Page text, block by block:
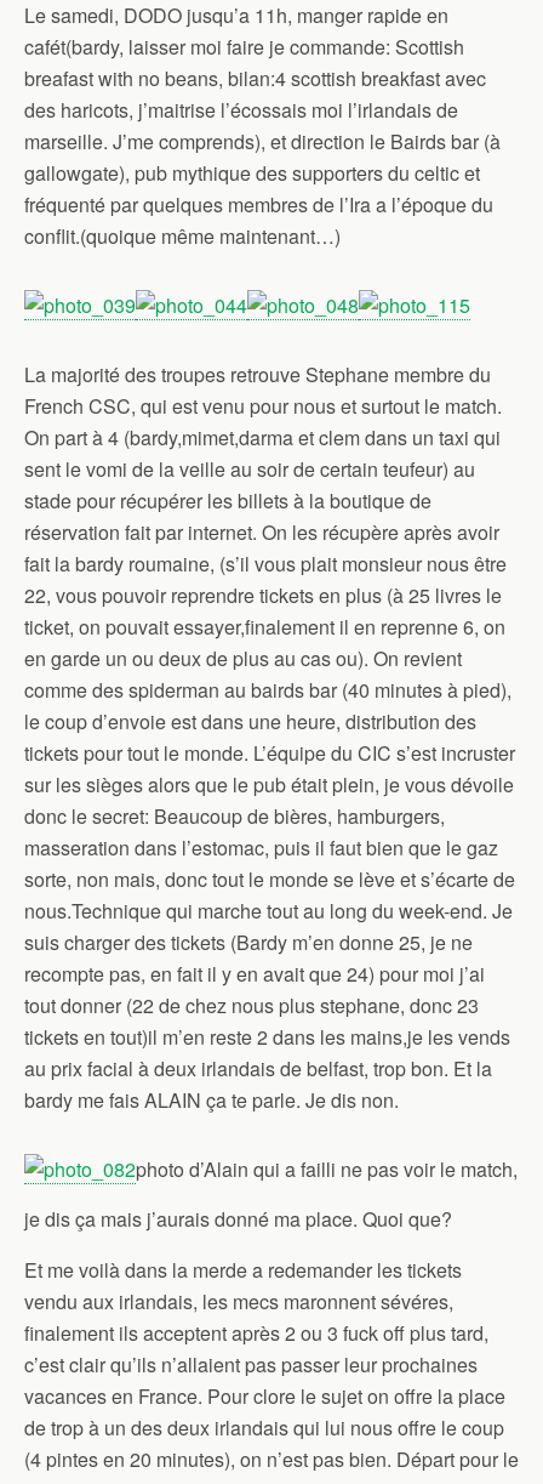
Le samedi, DODO jusqu’a 11h, manger rapide en
cafét(bardy, laisser moi faire je commande: Scottish
breafast with no beans, bilan:4 scottish breakfast avec
des haricots, j’maitrise l’écossais moi l’irlandais de
marseille. J’me comprends), et direction le Bairds bar (à
gallowgate), pub mythique des supporters du celtic et
fréquenté par quelques membres de l’Ira a l’époque du
conflit.(quoique même maintenant…)
La majorité des troupes retrouve Stephane membre du
French CSC, qui est venu pour nous et surtout le match.
On part à 4 (bardy,mimet,darma et clem dans un taxi qui
sent le vomi de la veille au soir de certain teufeur) au
stade pour récupérer les billets à la boutique de
réservation fait par internet. On les récupère après avoir
fait la bardy roumaine, (s’il vous plait monsieur nous être
22, vous pouvoir reprendre tickets en plus (à 25 livres le
ticket, on pouvait essayer,finalement il en reprenne 6, on
en garde un ou deux de plus au cas ou). On revient
comme des spiderman au bairds bar (40 minutes à pied),
le coup d’envoie est dans une heure, distribution des
tickets pour tout le monde. L’équipe du CIC s’est incruster
sur les sièges alors que le pub était plein, je vous dévoile
donc le secret: Beaucoup de bières, hamburgers,
masseration dans l’estomac, puis il faut bien que le gaz
sorte, non mais, donc tout le monde se lève et s’écarte de
nous.Technique qui marche tout au long du week-end. Je
suis charger des tickets (Bardy m’en donne 25, je ne
recompte pas, en fait il y en avait que 24) pour moi j’ai
tout donner (22 de chez nous plus stephane, donc 23
tickets en tout)il m’en reste 2 dans les mains,je les vends
au prix facial à deux irlandais de belfast, trop bon. Et la
bardy me fais ALAIN ça te parle. Je dis non.
photo d’Alain qui a failli ne pas voir le match,
je dis ça mais j’aurais donné ma place. Quoi que?
Et me voilà dans la merde a redemander les tickets
vendu aux irlandais, les mecs maronnent sévéres,
finalement ils acceptent après 2 ou 3 fuck off plus tard,
c’est clair qu’ils n’allaient pas passer leur prochaines
vacances en France. Pour clore le sujet on offre la place
de trop à un des deux irlandais qui lui nous offre le coup
(4 pintes en 20 minutes), on n’est pas bien. Départ pour le